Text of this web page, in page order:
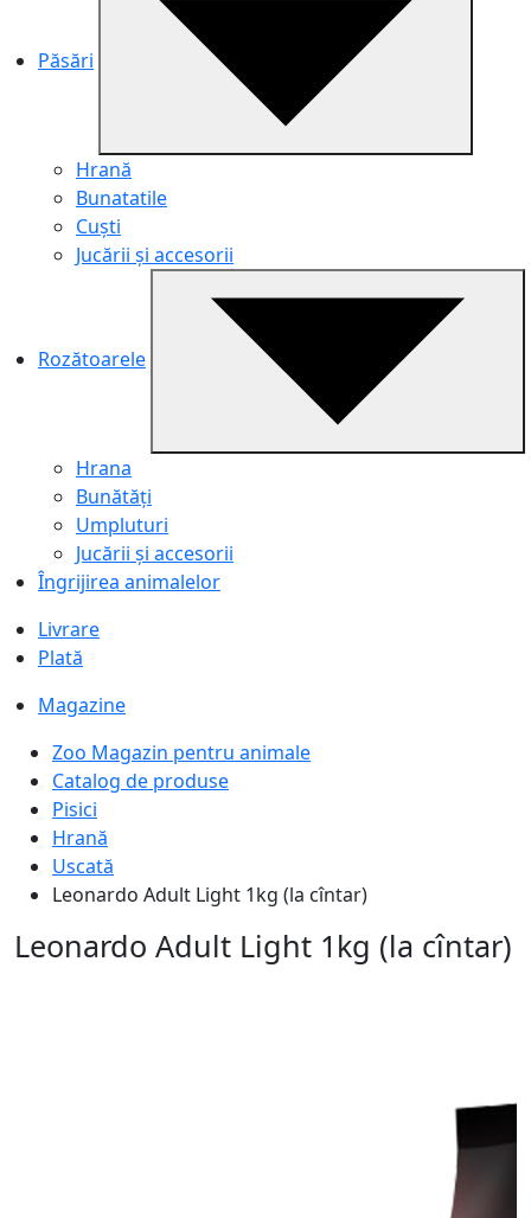
Păsări
Hrană
Bunatatile
Cuști
Jucării și accesorii
Rozătoarele
Hrana
Bunătăți
Umpluturi
Jucării și accesorii
Îngrijirea animalelor
Livrare
Plată
Magazine
Zoo Magazin pentru animale
Catalog de produse
Pisici
Hrană
Uscată
Leonardo Adult Light 1kg (la cîntar)
Leonardo Adult Light 1kg (la cîntar)